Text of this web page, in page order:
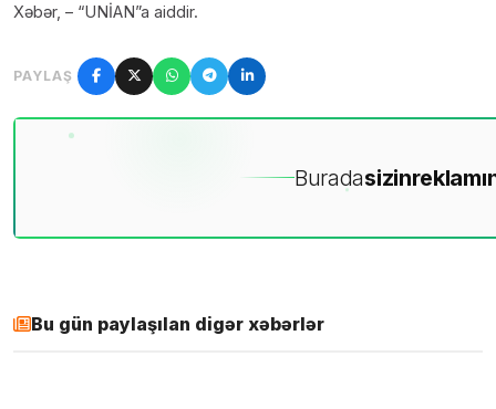
Xəbər, – “UNİAN”a aiddir.
PAYLAŞ
Buradasizin
Bu gün paylaşılan digər xəbərlər